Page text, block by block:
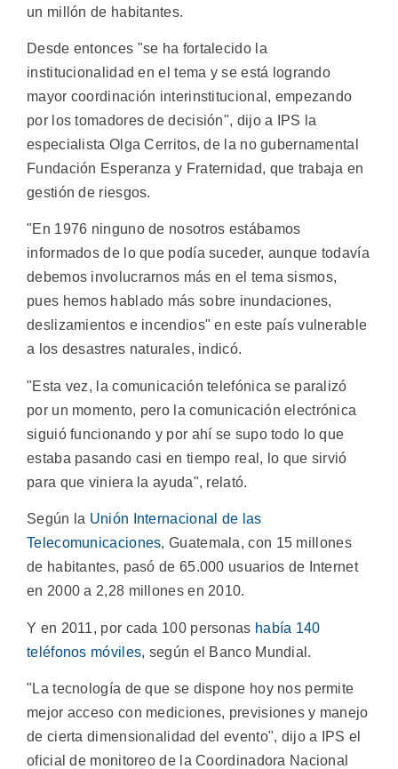
un millón de habitantes.
Desde entonces "se ha fortalecido la
institucionalidad en el tema y se está logrando
mayor coordinación interinstitucional, empezando
por los tomadores de decisión", dijo a IPS la
especialista Olga Cerritos, de la no gubernamental
Fundación Esperanza y Fraternidad, que trabaja en
gestión de riesgos.
"En 1976 ninguno de nosotros estábamos
informados de lo que podía suceder, aunque todavía
debemos involucrarnos más en el tema sismos,
pues hemos hablado más sobre inundaciones,
deslizamientos e incendios" en este país vulnerable
a los desastres naturales, indicó.
"Esta vez, la comunicación telefónica se paralizó
por un momento, pero la comunicación electrónica
siguió funcionando y por ahí se supo todo lo que
estaba pasando casi en tiempo real, lo que sirvió
para que viniera la ayuda", relató.
Según la Unión Internacional de las
Telecomunicaciones, Guatemala, con 15 millones
de habitantes, pasó de 65.000 usuarios de Internet
en 2000 a 2,28 millones en 2010.
Y en 2011, por cada 100 personas había 140
teléfonos móviles, según el Banco Mundial.
"La tecnología de que se dispone hoy nos permite
mejor acceso con mediciones, previsiones y manejo
de cierta dimensionalidad del evento", dijo a IPS el
oficial de monitoreo de la Coordinadora Nacional